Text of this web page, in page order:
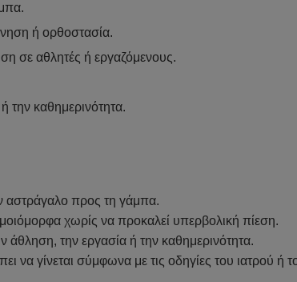
ή ορθοστασία.
σε αθλητές ή εργαζόμενους.
την καθημερινότητα.
αστράγαλο προς τη γάμπα.
χωρίς να προκαλεί υπερβολική πίεση.
άθληση, την εργασία ή την καθημερινότητα.
να γίνεται σύμφωνα με τις οδηγίες του ιατρού ή